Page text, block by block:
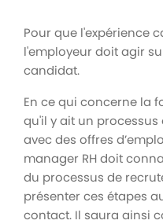
Pour que l'expérience
l'employeur doit agir
candidat.
En ce qui concerne la
qu'il y ait un
avec des offres
manager RH doit
du processus de
présenter ces étapes
contact. Il saura ainsi